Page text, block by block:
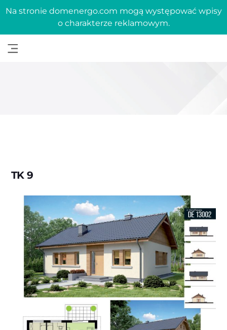
Na stronie domenergo.com mogą występować wpisy
o charakterze reklamowym.
TK 9